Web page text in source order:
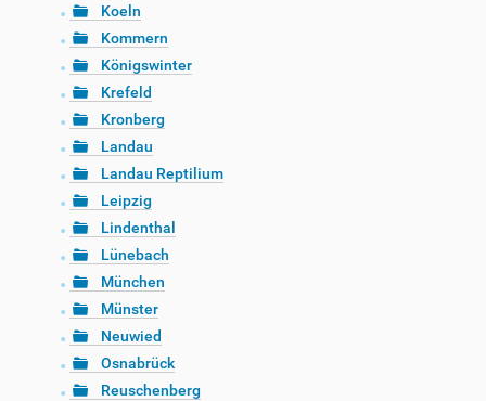
Koeln
Kommern
Königswinter
Krefeld
Kronberg
Landau
Landau Reptilium
Leipzig
Lindenthal
Lünebach
München
Münster
Neuwied
Osnabrück
Reuschenberg